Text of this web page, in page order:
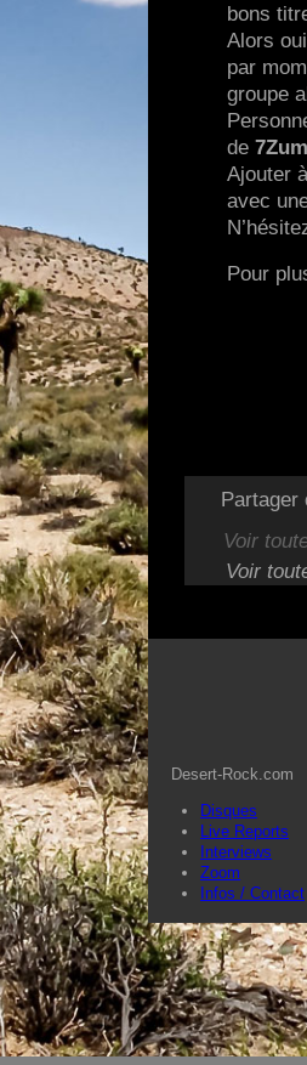
bons
Alors
par
groupe
de
Ajouter
avec
Pour
Partager
Voir
Voir
Desert-Rock.com
Disques
Live Reports
Interviews
Zoom
Infos / Contact